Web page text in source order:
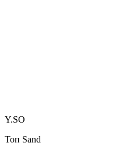
Y.SO
Топ Sand